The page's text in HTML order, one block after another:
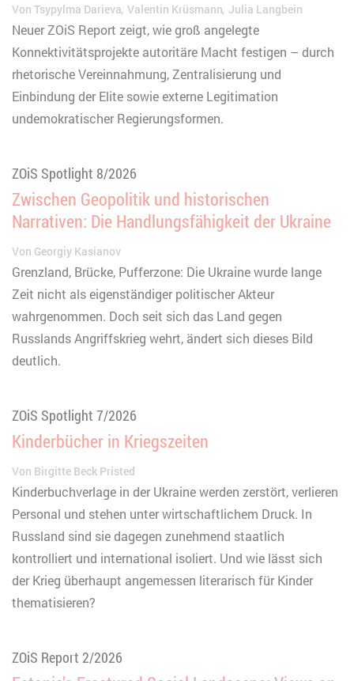
Von Tsypylma Darieva Valentin Krüsmann Julia Langbein
Neuer ZOiS Report zeigt, wie groß angelegte
Konnektivitätsprojekte autoritäre Macht festigen – durch
rhetorische Vereinnahmung, Zentralisierung und
Einbindung der Elite sowie externe Legitimation
undemokratischer Regierungsformen.
ZOiS Spotlight 8/2026
Zwischen Geopolitik und historischen
Narrativen: Die Handlungsfähigkeit der Ukraine
Von Georgiy Kasianov
Grenzland, Brücke, Pufferzone: Die Ukraine wurde lange
Zeit nicht als eigenständiger politischer Akteur
wahrgenommen. Doch seit sich das Land gegen
Russlands Angriffskrieg wehrt, ändert sich dieses Bild
deutlich.
ZOiS Spotlight 7/2026
Kinderbücher in Kriegszeiten
Von Birgitte Beck Pristed
Kinderbuchverlage in der Ukraine werden zerstört, verlieren
Personal und stehen unter wirtschaftlichem Druck. In
Russland sind sie dagegen zunehmend staatlich
kontrolliert und international isoliert. Und wie lässt sich
der Krieg überhaupt angemessen literarisch für Kinder
thematisieren?
ZOiS Report 2/2026